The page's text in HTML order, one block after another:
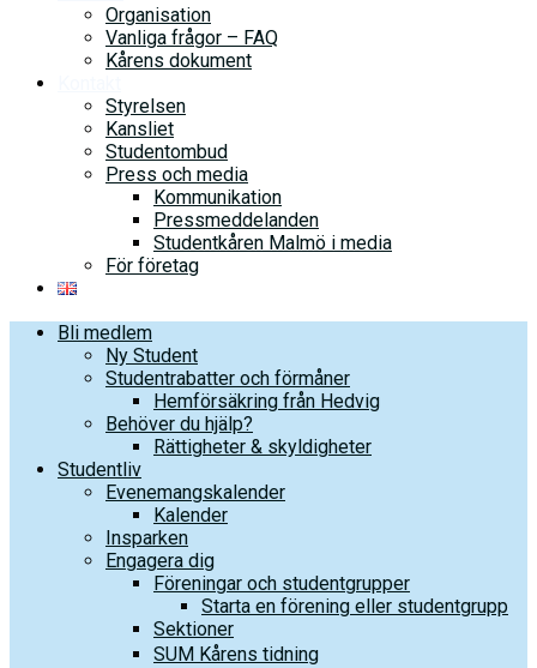
Organisation
Vanliga frågor – FAQ
Kårens dokument
Styrelsen
Kansliet
Studentombud
Press och media
Kommunikation
Pressmeddelanden
Studentkåren Malmö i media
För företag
Bli medlem
Ny Student
Studentrabatter och förmåner
Hemförsäkring från Hedvig
Behöver du hjälp?
Rättigheter & skyldigheter
Studentliv
Evenemangskalender
Kalender
Insparken
Engagera dig
Föreningar och studentgrupper
Starta en förening eller studentgrupp
Sektioner
SUM Kårens tidning